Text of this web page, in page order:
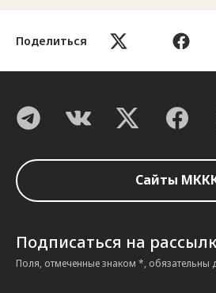
Поделиться
Сайты
Подписаться на
Поля, отмеченные знаком *, обязательны